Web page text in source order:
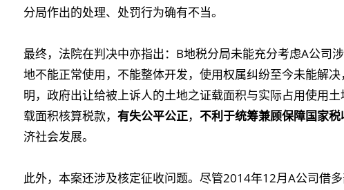
分局作出的处理、处罚行为确有不当。
最终，法院在判决中亦指出：B地税分局未能充分考虑A公司
地不能正常使用，不能整体开发，使用权属纠纷至今未能解
明，政府出让给被上诉人的土地之证载面积与实际占用使用
载面积核算税款， 有失公平公正， 不利于统筹兼顾保障国家
济社会发展。
此外，本案还涉及核定征收问题。尽管2014年12月A公司借